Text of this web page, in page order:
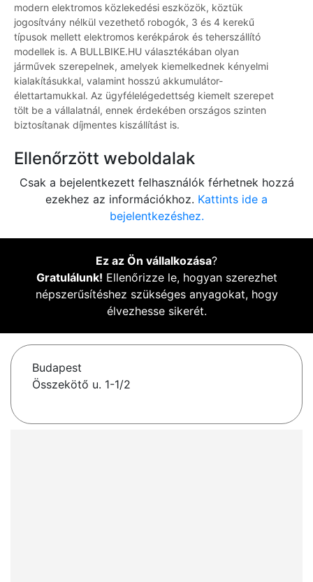
modern elektromos közlekedési eszközök, köztük
jogosítvány nélkül vezethető robogók, 3 és 4 kerekű
típusok mellett elektromos kerékpárok és teherszállító
modellek is. A BULLBIKE.HU választékában olyan
járművek szerepelnek, amelyek kiemelkednek kényelmi
kialakításukkal, valamint hosszú akkumulátor-
élettartamukkal. Az ügyfélelégedettség kiemelt szerepet
tölt be a vállalatnál, ennek érdekében országos szinten
biztosítanak díjmentes kiszállítást is.
Ellenőrzött weboldalak
Csak a bejelentkezett felhasználók férhetnek hozzá
ezekhez az információkhoz. Kattints ide a
bejelentkezéshez.
Ez az Ön vállalkozása?
Gratulálunk! Ellenőrizze le, hogyan szerezhet
népszerűsítéshez szükséges anyagokat, hogy
élvezhesse sikerét.
Budapest
Összekötő u. 1-1/2